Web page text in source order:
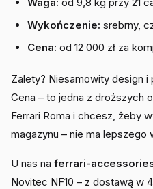
Wykończenie: srebrny,
Cena: od 12 000 zł za
Zalety? Niesamowity design i
Cena – to jedna z droższych
Ferrari Roma i chcesz, żeby
magazynu – nie ma lepszego
U nas na ferrari-
Novitec NF10 – z dostawą w